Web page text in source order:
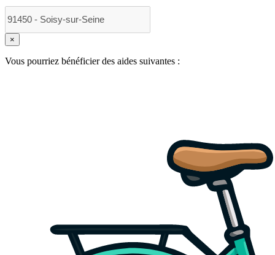
×
Vous pourriez bénéficier des aides suivantes :